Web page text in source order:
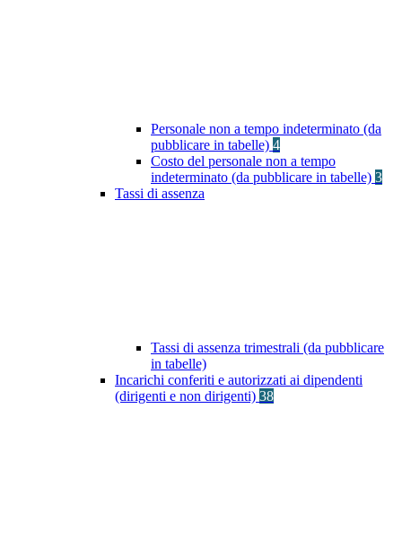
Personale non a tempo indeterminato (da
pubblicare in tabelle) 4
Costo del personale non a tempo
indeterminato (da pubblicare in tabelle) 3
Tassi di assenza
Tassi di assenza trimestrali (da pubblicare
in tabelle)
Incarichi conferiti e autorizzati ai dipendenti
(dirigenti e non dirigenti) 38